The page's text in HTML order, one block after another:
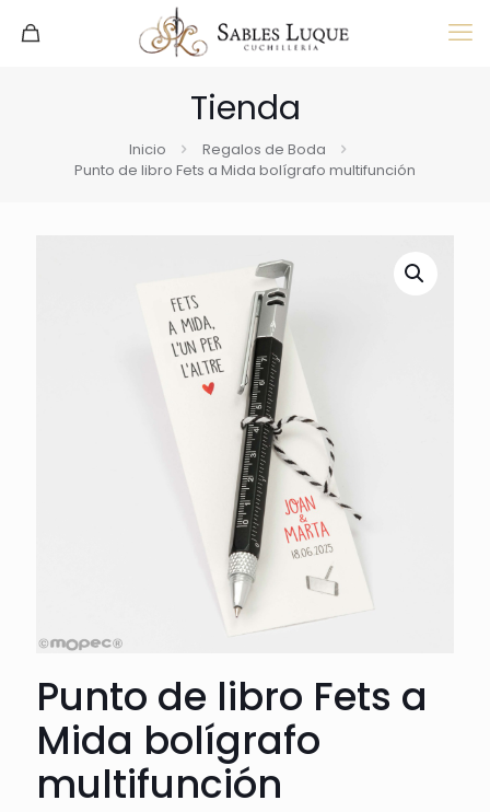
Tienda
Inicio
Regalos de Boda
Punto de libro Fets a Mida bolígrafo multifunción
Punto de libro Fets a
Mida bolígrafo
multifunción